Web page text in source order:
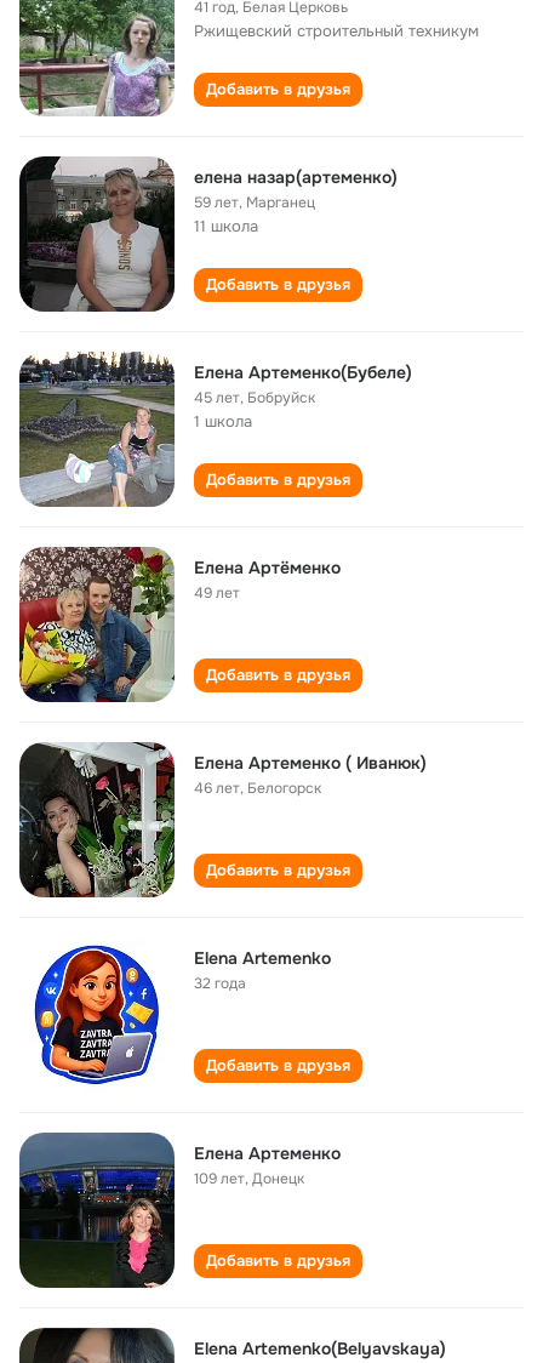
41 год, Белая Церковь
Ржищевский строительный техникум
Добавить в друзья
елена назар(артеменко)
59 лет, Марганец
11 школа
Добавить в друзья
Елена Артеменко(Бубеле)
45 лет, Бобруйск
1 школа
Добавить в друзья
Елена Артёменко
49 лет
Добавить в друзья
Елена Артеменко ( Иванюк)
46 лет, Белогорск
Добавить в друзья
Elena Artemenko
32 года
Добавить в друзья
Елена Артеменко
109 лет,Донецк
Добавить в друзья
Elena Artemenko(Belyavskaya)